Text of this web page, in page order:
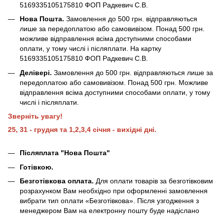
5169335105175810 ФОП Радкевич С.В.
Нова Пошта. Замовлення до 500 грн. відправляються
лише за передоплатою або самовивізом. Понад 500 грн.
можливе відправлення всіма доступними способами
оплати, у тому числі і післяплати. На картку
5169335105175810 ФОП Радкевич С.В.
Делівері. Замовлення до 500 грн. відправляються лише за
передоплатою або самовивізом. Понад 500 грн. Можливе
відправлення всіма доступними способами оплати, у тому
числі і післяплати.
Зверніть увагу!
25, 31 - грудня та 1,2,3,4 січня - вихідні дні.
Післяплата "Нова Пошта"
Готівкою.
Безготівкова оплата. Для оплати товарів за безготівковим
розрахунком Вам необхідно при оформленні замовлення
вибрати тип оплати «Безготівкова». Після узгодження з
менеджером Вам на електронну пошту буде надіслано